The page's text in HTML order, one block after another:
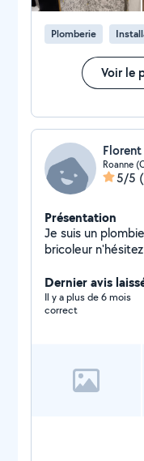
Plomberie
Voir le
Roanne
5/5
Présentation
Je suis un
bricoleur
Dernier avis
Il y a plus de 6 mois
correct